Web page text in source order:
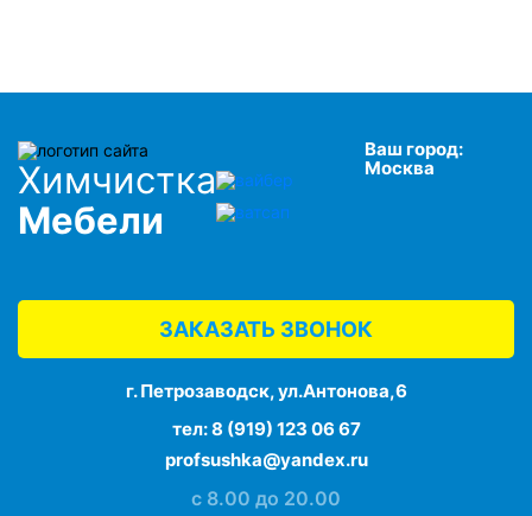
Химчистка
Мебели
Ваш город:
Москва
ЗАКАЗАТЬ ЗВОНОК
г. Петрозаводск, ул.Антонова,6
тел:8 (919) 123 06 67
profsushka@yandex.ru
с 8.00 до 20.00